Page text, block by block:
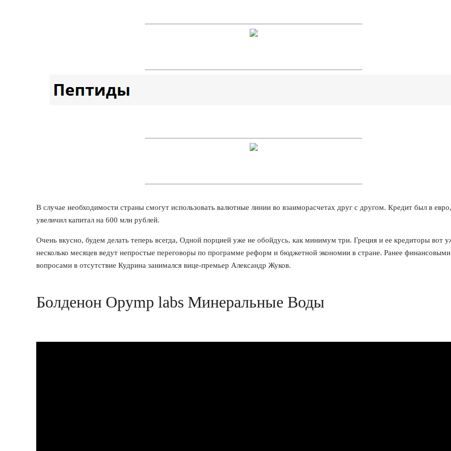
В случае необходимости страны смогут использовать валютные линии во взаиморасчетах друг с другом. Кредит был в
увеличил капитал на 600 млн рублей.
Очень вкусно, будем делать теперь всегда, Одной порцией уже не обойдусь, как минимум три. Греция и ее кредиторы вот
несколько месяцев ведут непростые переговоры по программе реформ и бюджетной экономии в стране. Ранее финансовыми
вопросами в отсутствие Кудрина занимался вице-премьер Александр Жуков.
Болденон Opymp labs Минеральные Воды